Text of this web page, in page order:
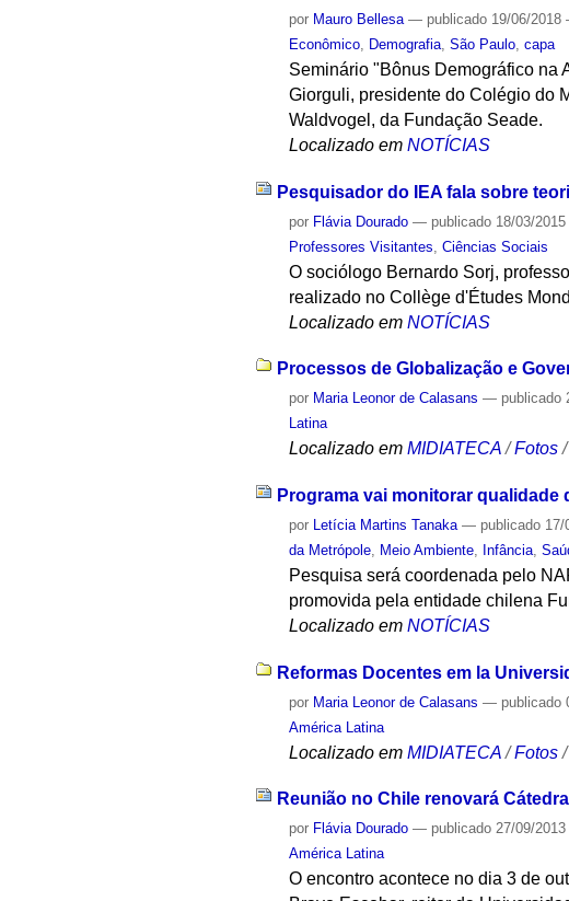
por Mauro Bellesa — publicado 19/06/2018
Econômico
Demografia ,São Paulo ,capa
Seminário "Bônus Demográfico na
Giorguli, presidente do Colégio do
Waldvogel, da Fundação Seade.
Localizado em NOTÍCIAS
Pesquisador do IEA fala sobre
por Flávia Dourado — publicado 18/03/
Professores Visitantes ,Ciências Sociais
O sociólogo Bernardo Sorj,
realizado no Collège d'Études
Localizado em NOTÍCIAS
Processos de Globalização e
por Maria Leonor de Calasans — publicado
Latina
Localizado em MIDIATECA /Fotos
Programa vai monitorar
por Letícia Martins Tanaka — publicado
da Metrópole
Meio Ambiente Infância ,
Pesquisa será coordenada pelo
promovida pela entidade chilena
Localizado em NOTÍCIAS
Reformas Docentes em la
por Maria Leonor de Calasans — publicado
América Latina
Localizado em MIDIATECA /Fotos
Reunião no Chile renovará
por Flávia Dourado — publicado 27/09/
América Latina
O encontro acontece no dia 3 de